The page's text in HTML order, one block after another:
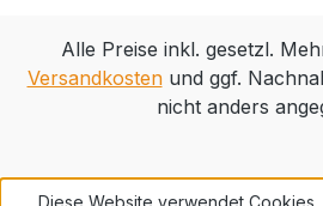
Alle Preise inkl. gesetzl.
Versandkostenund ggf.
nicht anders
Diese Website verwendet